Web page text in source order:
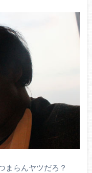
まらんヤツだろ？